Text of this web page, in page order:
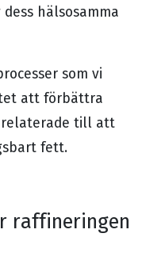
hälsosamma
som vi
att förbättra
relaterade till att
fett.
raffineringen